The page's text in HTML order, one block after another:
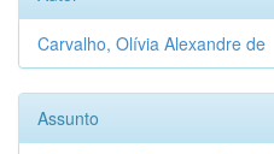
Carvalho, Olívia Alexandre de
Assunto